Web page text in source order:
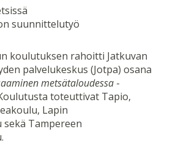
suunnittelutyö
koulutuksen rahoitti Jatkuvan
palvelukeskus (Jotpa) osana
metsätaloudessa -
toteuttivat Tapio,
Lapin
Tampereen